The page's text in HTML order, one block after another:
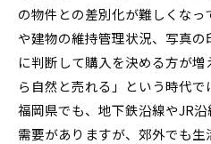
の物件との差別化が難しくな
や建物の維持管理状況、写真
に判断して購入を決める方が
ら自然と売れる」という時代で
福岡県でも、地下鉄沿線やJR
需要がありますが、郊外でも